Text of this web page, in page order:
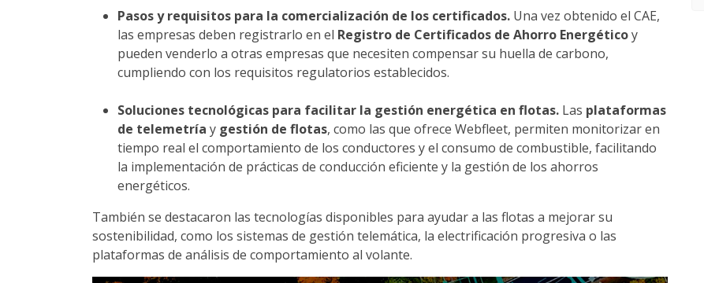
Pasos y requisitos para la comercialización de los certificados. Una vez obtenido el CAE,
las empresas deben registrarlo en el Registro de Certificados de Ahorro Energéticoy
pueden venderlo a otras empresas que necesiten compensar su huella de carbono,
cumpliendo con los requisitos regulatorios establecidos.
Soluciones tecnológicas para facilitar la gestión energética en flotas. Las plataformas
de telemetría y gestión de flotas, como las que ofrece Webfleet, permiten monitorizar en
tiempo real el comportamiento de los conductores y el consumo de combustible, facilitando
la implementación de prácticas de conducción eficiente y la gestión de los ahorros
energéticos.
También se destacaron las tecnologías disponibles para ayudar a las flotas a mejorar su
sostenibilidad, como los sistemas de gestión telemática, la electrificación progresiva o las
plataformas de análisis de comportamiento al volante.